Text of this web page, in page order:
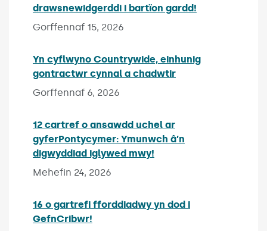
drawsnewidgerddi i bartïon gardd!
Gorffennaf 15, 2026
Yn cyflwyno Countrywide, einhunig
gontractwr cynnal a chadwtir
Gorffennaf 6, 2026
12 cartref o ansawdd uchel ar
gyferPontycymer: Ymunwch â’n
digwyddiad iglywed mwy!
Mehefin 24, 2026
16 o gartrefi fforddiadwy yn dod i
GefnCribwr!